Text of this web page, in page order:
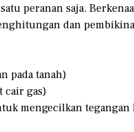
peranan saja.
dan
pada tanah)
cair gas)
mengecilkan